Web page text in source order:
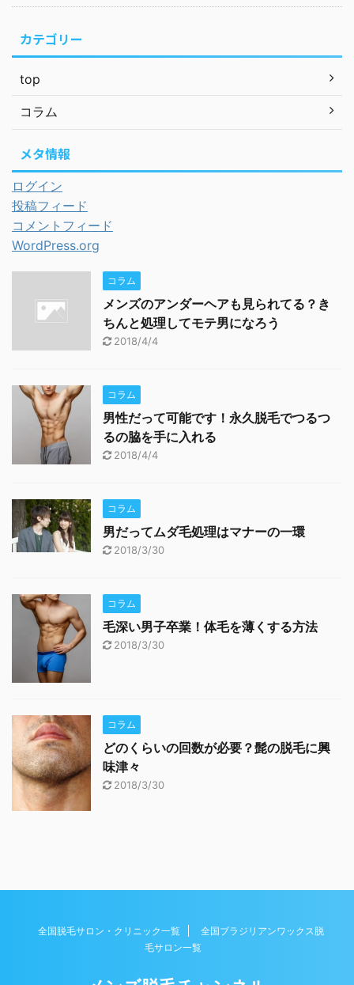
カテゴリー
top
コラム
メタ情報
ログイン
投稿フィード
コメントフィード
WordPress.org
コラム
メンズのアンダーヘアも見られてる？き
ちんと処理してモテ男になろう
2018/4/4
コラム
男性だって可能です！永久脱毛でつるつ
るの脇を手に入れる
2018/4/4
コラム
男だってムダ毛処理はマナーの一環
2018/3/30
コラム
毛深い男子卒業！体毛を薄くする方法
2018/3/30
コラム
どのくらいの回数が必要？髭の脱毛に興
味津々
2018/3/30
全国脱毛サロン・クリニック一覧
全国ブラジリアンワックス脱
毛サロン一覧